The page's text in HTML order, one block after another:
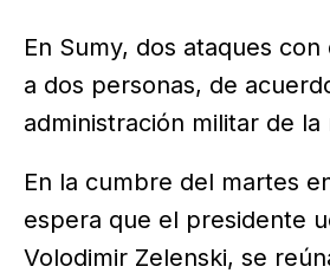
En Sumy, dos ataques
a dos personas, de
administración militar de la
En la cumbre del martes
espera que el presidente
Volodimir Zelenski, se